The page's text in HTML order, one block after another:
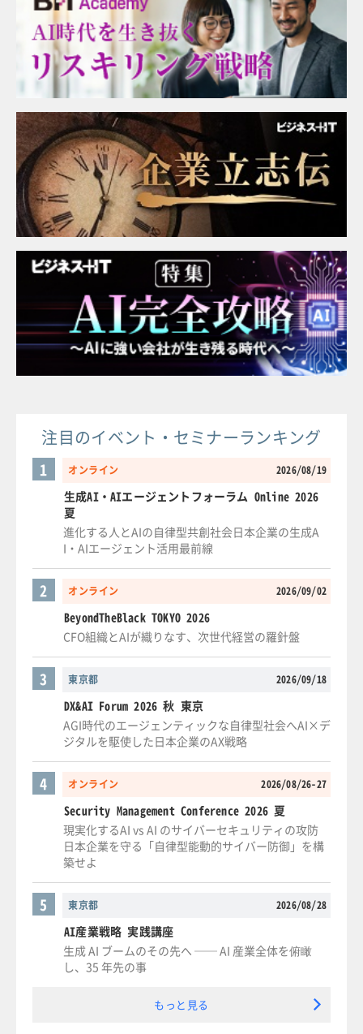
注目のイベント・セミナーランキング
オンライン 2026/08/19
1
生成AI・AIエージェントフォーラム Online 2026
夏
進化する人とAIの自律型共創社会日本企業の生成A
I・AIエージェント活用最前線
オンライン 2026/09/02
2
BeyondTheBlack TOKYO 2026
CFO組織とAIが織りなす、次世代経営の羅針盤
東京都 2026/09/18
3
DX&AI Forum 2026 秋 東京
AGI時代のエージェンティックな自律型社会へAI×デ
ジタルを駆使した日本企業のAX戦略
オンライン 2026/08/26-27
4
Security Management Conference 2026 夏
現実化するAI vs AI のサイバーセキュリティの攻防
日本企業を守る「自律型能動的サイバー防御」を構
築せよ
東京都 2026/08/28
5
AI産業戦略 実践講座
生成 AI ブームのその先へ ── AI 産業全体を俯瞰
し、35 年先の事
もっと見る